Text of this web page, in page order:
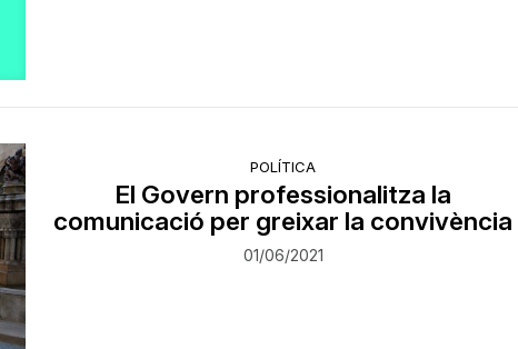
POLÍTICA
El Govern professionalitza la
comunicació per greixar la convivència
01/06/2021